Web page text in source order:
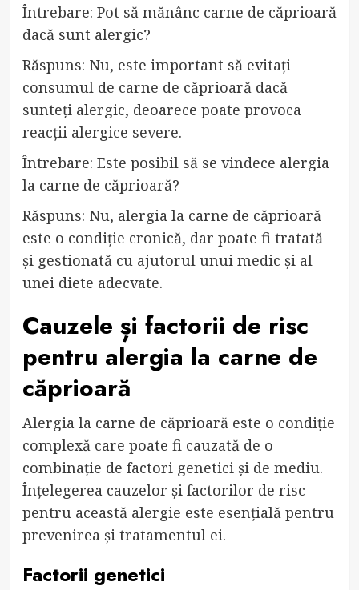
Întrebare: Pot să mănânc carne de căprioară
dacă sunt alergic?
Răspuns: Nu, este important să evitați
consumul de carne de căprioară dacă
sunteți alergic, deoarece poate provoca
reacții alergice severe.
Întrebare: Este posibil să se vindece alergia
la carne de căprioară?
Răspuns: Nu, alergia la carne de căprioară
este o condiție cronică, dar poate fi tratată
și gestionată cu ajutorul unui medic și al
unei diete adecvate.
Cauzele și factorii de risc
pentru alergia la carne de
căprioară
Alergia la carne de căprioară este o condiție
complexă care poate fi cauzată de o
combinație de factori genetici și de mediu.
Înțelegerea cauzelor și factorilor de risc
pentru această alergie este esențială pentru
prevenirea și tratamentul ei.
Factorii genetici